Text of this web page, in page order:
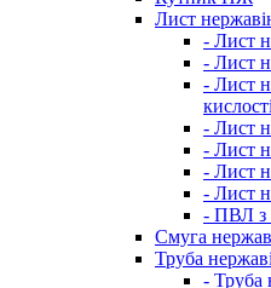
Лист
- Лист
- Лист
- Лист
- Лист
- Лист
- Лист
- Лист
- ПВЛ з
Смуга
Труба
- Труба